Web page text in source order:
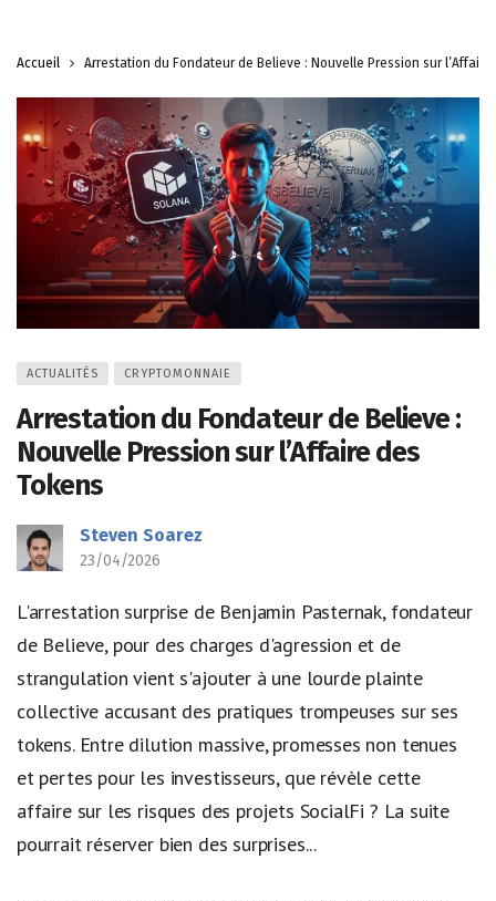
Accueil Arrestation du Fondateur de Believe : Nouvelle Pression sur l’Affaire
ACTUALITÉS CRYPTOMONNAIE
Arrestation du Fondateur de Believe :
Nouvelle Pression sur l’Affaire des
Tokens
Steven Soarez
23/04/2026
L'arrestation surprise de Benjamin Pasternak, fondateur
de Believe, pour des charges d'agression et de
strangulation vient s'ajouter à une lourde plainte
collective accusant des pratiques trompeuses sur ses
tokens. Entre dilution massive, promesses non tenues
et pertes pour les investisseurs, que révèle cette
affaire sur les risques des projets SocialFi ? La suite
pourrait réserver bien des surprises...